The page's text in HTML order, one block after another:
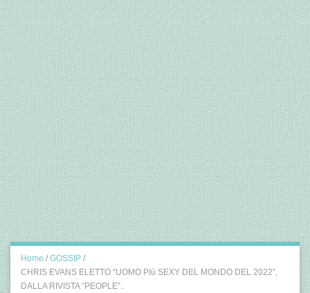
Home / GOSSIP /
CHRIS EVANS ELETTO “UOMO PIù SEXY DEL MONDO DEL 2022”,
DALLA RIVISTA “PEOPLE”..